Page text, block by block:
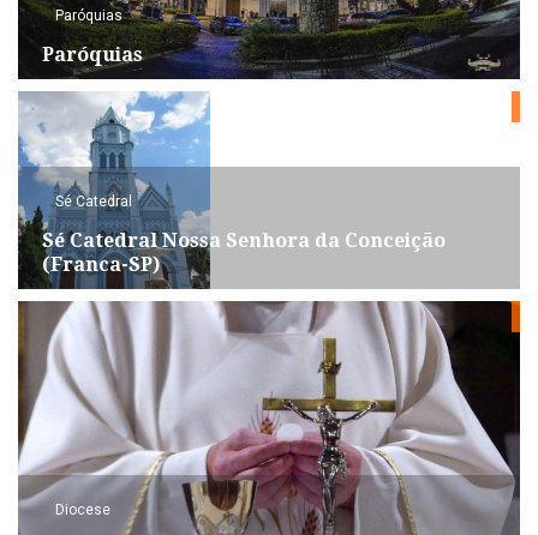
Paróquias
Paróquias
Sé Catedral
Sé Catedral Nossa Senhora da Conceição
(Franca-SP)
Diocese